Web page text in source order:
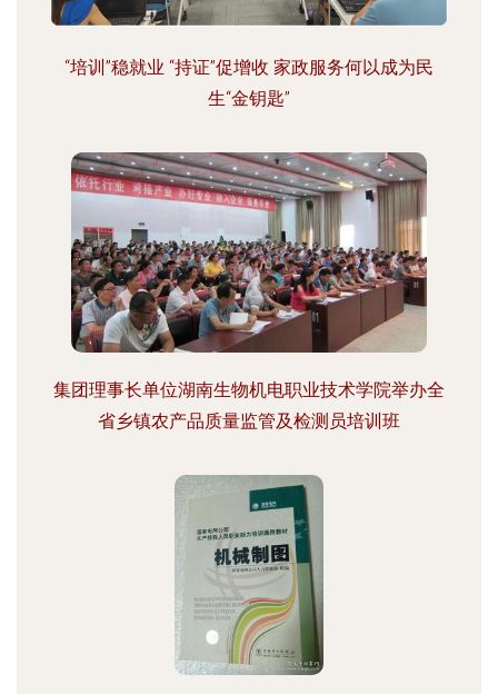
“培训”稳就业 “持证”促增收 家政服务何以成为民
生“金钥匙”
集团理事长单位湖南生物机电职业技术学院举办全
省乡镇农产品质量监管及检测员培训班